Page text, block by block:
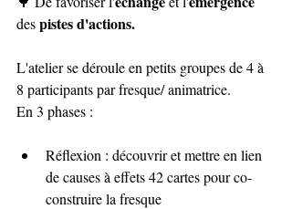
des pistes d'actions.
L'atelier se déroule en petits groupes de 4 à
8 participants par fresque/ animatrice.
En 3 phases :
Réflexion : découvrir et mettre en lien
de causes à effets 42 cartes pour co-
construire la fresque